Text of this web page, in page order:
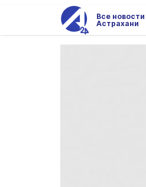
Все новости
Астрахани